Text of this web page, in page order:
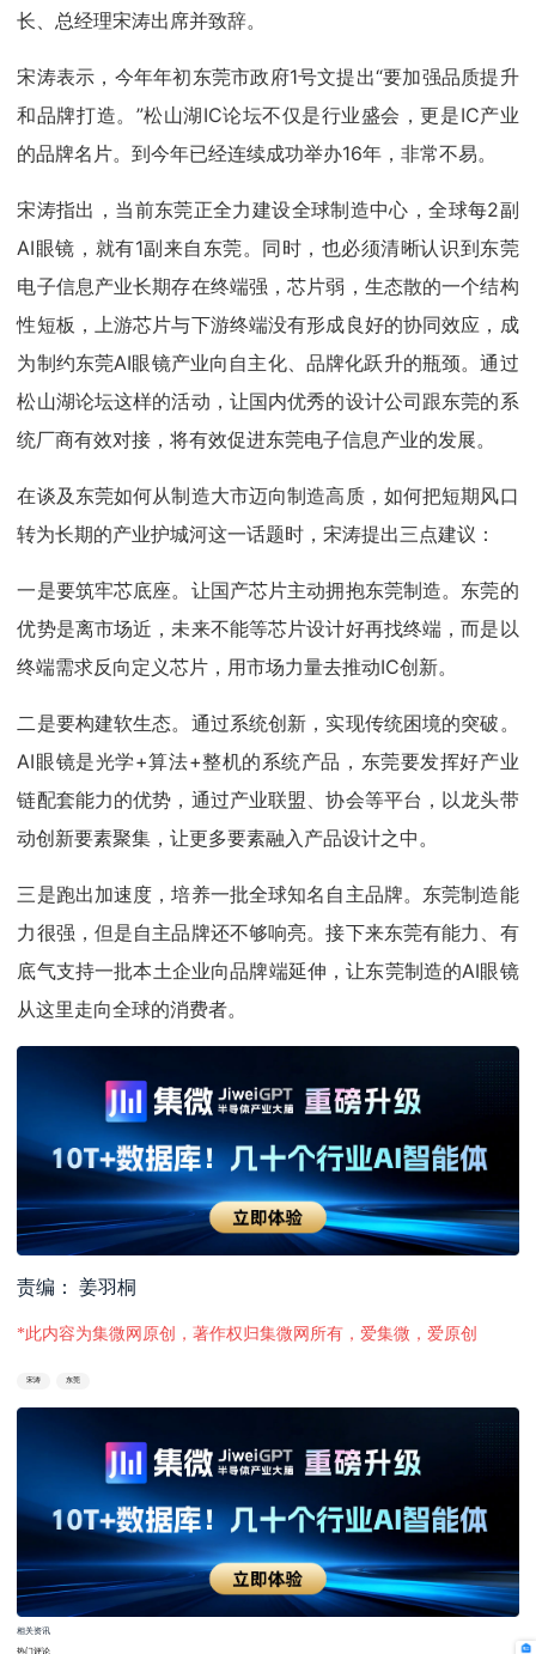
长、总经理宋涛出席并致辞。
宋涛表示，今年年初东莞市政府1号文提出“要加强品质提升
和品牌打造。”松山湖IC论坛不仅是行业盛会，更是IC产业
的品牌名片。到今年已经连续成功举办16年，非常不易。
宋涛指出，当前东莞正全力建设全球制造中心，全球每2副
AI眼镜，就有1副来自东莞。同时，也必须清晰认识到东莞
电子信息产业长期存在终端强，芯片弱，生态散的一个结构
性短板，上游芯片与下游终端没有形成良好的协同效应，成
为制约东莞AI眼镜产业向自主化、品牌化跃升的瓶颈。通过
松山湖论坛这样的活动，让国内优秀的设计公司跟东莞的系
统厂商有效对接，将有效促进东莞电子信息产业的发展。
在谈及东莞如何从制造大市迈向制造高质，如何把短期风口
转为长期的产业护城河这一话题时，宋涛提出三点建议：
一是要筑牢芯底座。让国产芯片主动拥抱东莞制造。东莞的
优势是离市场近，未来不能等芯片设计好再找终端，而是以
终端需求反向定义芯片，用市场力量去推动IC创新。
二是要构建软生态。通过系统创新，实现传统困境的突破。
AI眼镜是光学+算法+整机的系统产品，东莞要发挥好产业
链配套能力的优势，通过产业联盟、协会等平台，以龙头带
动创新要素聚集，让更多要素融入产品设计之中。
三是跑出加速度，培养一批全球知名自主品牌。东莞制造能
力很强，但是自主品牌还不够响亮。接下来东莞有能力、有
底气支持一批本土企业向品牌端延伸，让东莞制造的AI眼镜
从这里走向全球的消费者。
责编： 姜羽桐
*此内容为集微网原创，著作权归集微网所有，爱集微，爱原创
宋涛 东莞
相关资讯
热门评论